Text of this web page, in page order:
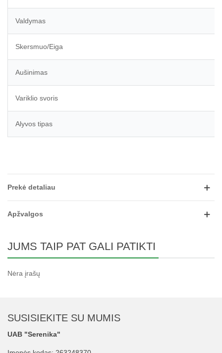
Valdymas
Skersmuo/Eiga
Aušinimas
Variklio svoris
Alyvos tipas
Prekė detaliau
Apžvalgos
JUMS TAIP PAT GALI PATIKTI
Nėra įrašų
SUSISIEKITE SU MUMIS
UAB "Serenika"